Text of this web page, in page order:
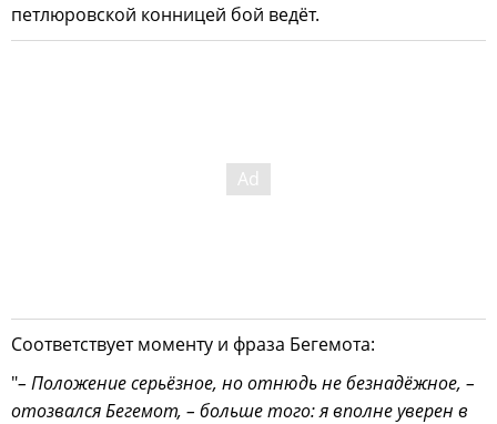
петлюровской конницей бой ведёт.
Соответствует моменту и фраза Бегемота:
"– Положение серьёзное, но отнюдь не безнадёжное, –
отозвался Бегемот, – больше того: я вполне уверен в